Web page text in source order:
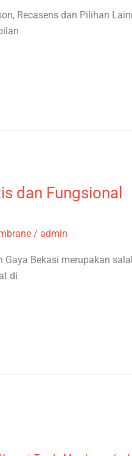
Recasens dan Pilihan
dan Fungsional
/ admin
Gaya Bekasi merupakan
di